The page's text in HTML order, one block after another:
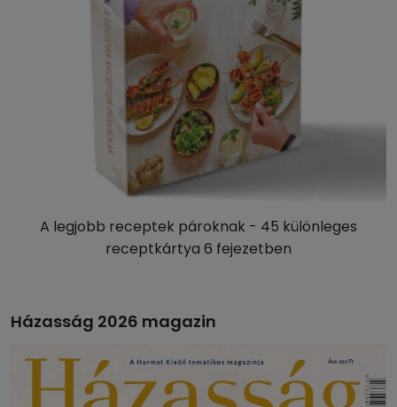
A legjobb receptek pároknak - 45 különleges
receptkártya 6 fejezetben
Házasság 2026 magazin